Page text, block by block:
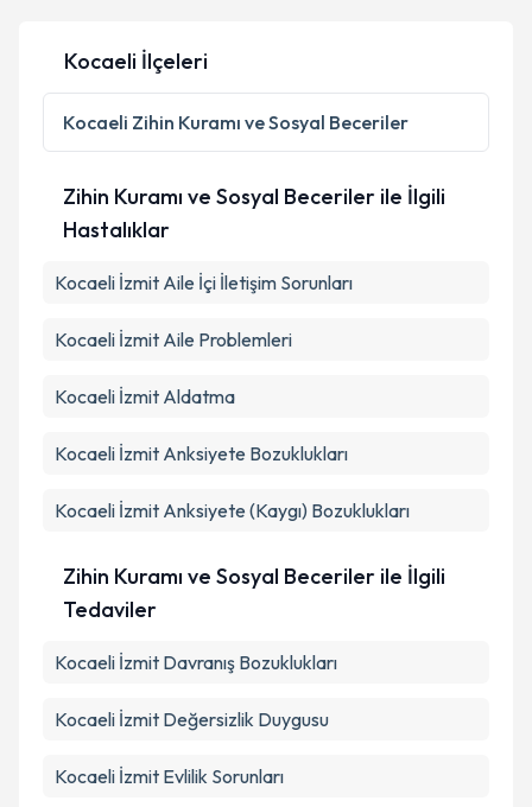
Kişisel verilerimin işlenmesine ilişkinAydınlatma
Metni 'ni okudum ve kişisel verilerimin belirtilen
kapsamda işlenmesini kabul ediyorum.
Takvim Talebini Gönder
Kocaeli İlçeleri
Kocaeli Zihin Kuramı ve Sosyal Beceriler
Zihin Kuramı ve Sosyal Beceriler ile İlgili
Hastalıklar
Kocaeli İzmit Aile İçi İletişim Sorunları
Kocaeli İzmit Aile Problemleri
Kocaeli İzmit Aldatma
Kocaeli İzmit Anksiyete Bozuklukları
Kocaeli İzmit Anksiyete (Kaygı) Bozuklukları
Zihin Kuramı ve Sosyal Beceriler ile İlgili
Tedaviler
Kocaeli İzmit Davranış Bozuklukları
Kocaeli İzmit Değersizlik Duygusu
Kocaeli İzmit Evlilik Sorunları